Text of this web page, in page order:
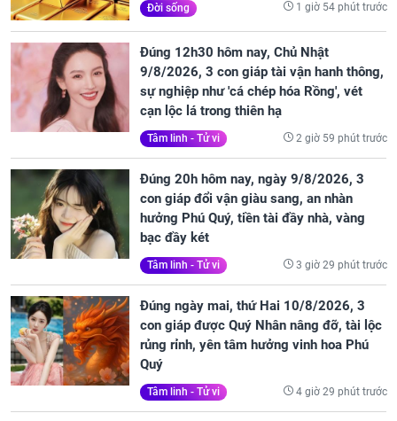
Đời sống 1 giờ 54 phút trước
Đúng 12h30 hôm nay, Chủ Nhật
9/8/2026, 3 con giáp tài vận hanh thông,
sự nghiệp như 'cá chép hóa Rồng', vét
cạn lộc lá trong thiên hạ
Tâm linh - Tử vi 2 giờ 59 phút trước
Đúng 20h hôm nay, ngày 9/8/2026, 3
con giáp đổi vận giàu sang, an nhàn
hưởng Phú Quý, tiền tài đầy nhà, vàng
bạc đầy két
Tâm linh - Tử vi 3 giờ 29 phút trước
Đúng ngày mai, thứ Hai 10/8/2026, 3
con giáp được Quý Nhân nâng đỡ, tài lộc
rủng rỉnh, yên tâm hưởng vinh hoa Phú
Quý
Tâm linh - Tử vi 4 giờ 29 phút trước